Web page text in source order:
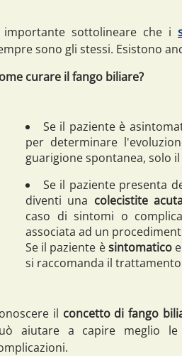
importante sottolineare che i
sono gli stessi. Esistono
curare il fango biliare?
Se il paziente è
per determinare
guarigione spontanea, solo il
Se il paziente presenta
diventi una colecistite
caso di sintomi o
associata ad un
Se il paziente èsintomatico
si raccomanda il trattamento
il concetto di fango
aiutare a capire meglio le